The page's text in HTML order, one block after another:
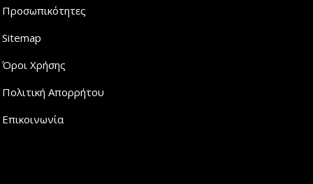
Προσωπικότητες
Sitemap
Όροι Χρήσης
Πολιτική Απορρήτου
Επικοινωνία